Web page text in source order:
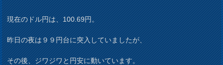
現在のドル円は、100.69円。
昨日の夜は９９円台に突入していましたが、
その後、ジワジワと円安に動いています。